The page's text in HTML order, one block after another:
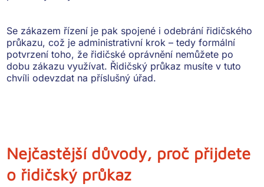
Se zákazem řízení je pak spojené iodebrání řidičského
průkazu, což je administrativní krok – tedy formální
potvrzení toho, že řidičské oprávnění nemůžete po
dobu zákazu využívat. Řidičský průkaz musíte v tuto
chvíli odevzdat na příslušný úřad.
Nejčastější důvody, proč přijdete
o řidičský průkaz